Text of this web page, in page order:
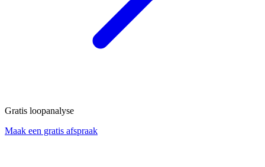
Gratis loopanalyse
Maak een gratis afspraak